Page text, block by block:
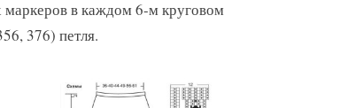
маркеров в каждом 6-м круговом
376) петля.